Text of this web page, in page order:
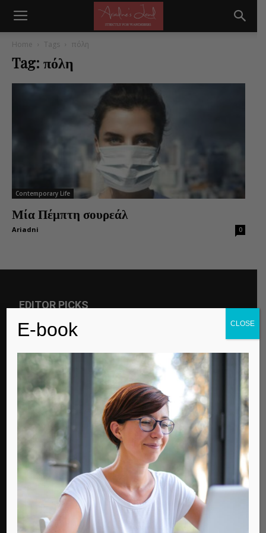
Home Tags πόλη
Tag: πόλη
Contemporary Life
Μία Πέμπτη σουρεάλ
Ariadni 0
EDITOR PICKS
Μισός αιώνας ζωής
Contemporary Life
Ποιον τύπο Λυκείου να επιλέξω;
Contemporary Life
POPULAR POSTS
E-book CLOSE